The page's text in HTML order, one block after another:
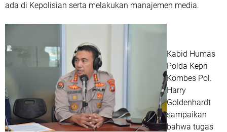
ada di Kepolisian serta melakukan manajemen media.
Kabid Humas
Polda Kepri
Kombes Pol.
Harry
Goldenhardt
sampaikan
bahwa tugas